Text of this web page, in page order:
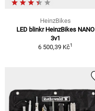
HeinzBikes
LED blinkr HeinzBikes NANO
3v1
6 500,39 Kč1